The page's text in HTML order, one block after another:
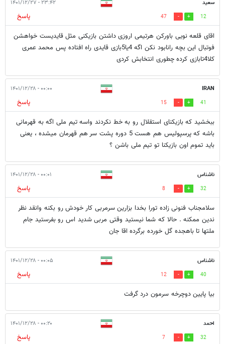
سعید ۲۳:۴۲ - ۱۴۰۱/۱۲/۲۷
12
47
پاسخ
اقای قلعه نویی باورکن هرتیمی اروزی داشتن بازیکنی مثل قایدیست خواهشن
فوتبال این بچه رانابود نکن اگه 4یا5بازی قایدی راه افتاده پس محمد عمری
کلا4تابازی کرده چطوری انتخابش کردی
IRAN ۰۰:۰۰ - ۱۴۰۱/۱۲/۲۸
41
15
پاسخ
ببخشید که بازیکنای استقلال رو به خط نکردند واسه تیم ملی اگه به قهرمانی
باشه که پرسپولیس هم هست 5 دوره پشت سر هم قهرمان میشده ، یعنی
باید تموم اون بازیکنا تو تیم ملی باشن ؟
ناشناس ۰۰:۰۱ - ۱۴۰۱/۱۲/۲۸
32
8
پاسخ
سلامجناب فنونی زاده تورا بخدا بزارین سرمربی کار خودش رو بکنه وانقد نظر
ندین ممکنه . حالا که شما نیستید وقتی مربی شدید اس رو بفرستید جام
ملتها تا باهجده گل خورده برگرده اقا جان
ناشناس ۰۰:۰۵ - ۱۴۰۱/۱۲/۲۸
40
12
پاسخ
بیا پایین دوچرخه سرمون درد گرفت
احمد ۰۰:۲۰ - ۱۴۰۱/۱۲/۲۸
32
7
پاسخ